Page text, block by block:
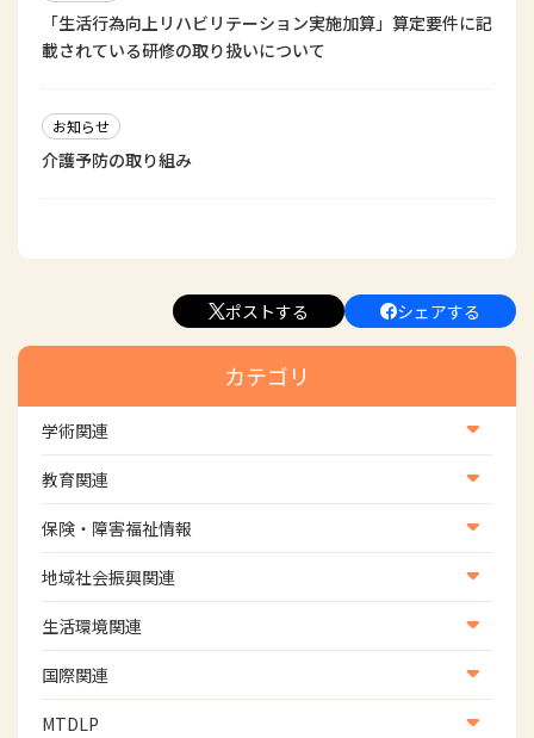
「生活行為向上リハビリテーション実施加算」算定要件に記
載されている研修の取り扱いについて
お知らせ
介護予防の取り組み
ポストする シェアする
カテゴリ
学術関連
学術・研究
学会
学術誌
教育関連
養成教育
生涯教育
研修会
協会認定資格試験・審査会情報
保険・障害福祉情報
医療保険情報
介護保険情報
児童福祉・障害福祉情報
地域社会振興関連
地域社会振興部地域事業支援課【認知症対策班】
地域社会振興部地域事業支援課【地域包括ケア推進班】
地域社会振興部地域事業支援課【運転と地域移動推進
班】
生活環境関連
生活環境・福祉用具支援
国際関連
国際関連
MTDLP